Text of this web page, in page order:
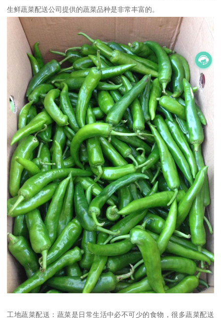
生鲜蔬菜配送公司提供的蔬菜品种是非常丰富的。
工地蔬菜配送：蔬菜是日常生活中必不可少的食物，很多蔬菜配送